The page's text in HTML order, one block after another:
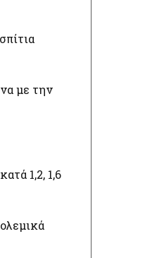
με την
1,2, 1,6